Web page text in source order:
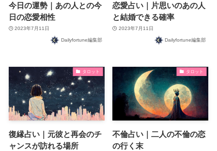
今日の運勢｜あの人との今
日の恋愛相性
2023年7月11日
Dailyfortune編集部
恋愛占い｜片思いのあの人
と結婚できる確率
2023年7月11日
Dailyfortune編集部
タロット
復縁占い｜元彼と再会のチ
ャンスが訪れる場所
タロット
不倫占い｜二人の不倫の恋
の行く末